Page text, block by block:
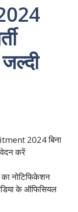
2024 बिना
करें
का नोटिफिकेशन
के ऑफिसियल